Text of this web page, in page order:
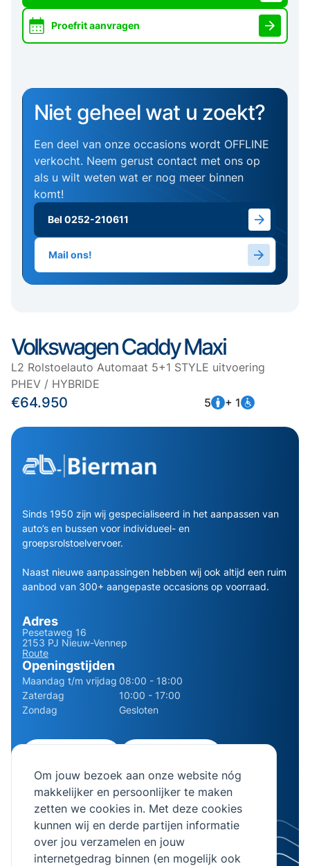
Om jouw bezoek aan onze website nóg
makkelijker en persoonlijker te maken
zetten we cookies in. Met deze cookies
kunnen wij en derde partijen informatie
over jou verzamelen en jouw
internetgedrag binnen (en mogelijk ook
Proefrit aanvragen
Niet geheel wat u zoekt?
Een deel van onze occasions wordt OFFLINE
verkocht. Neem gerust contact met ons op
als u wilt weten wat er nog meer binnen
komt!
Bel 0252-210611
Mail ons!
Volkswagen Caddy Maxi
L2 Rolstoelauto Automaat 5+1 STYLE uitvoering
PHEV / HYBRIDE
€64.950 5 + 1
Sinds 1950 zijn wij gespecialiseerd in het aanpassen van
auto’s en bussen voor individueel- en
groepsrolstoelvervoer.
Naast nieuwe aanpassingen hebben wij ook altijd een ruim
aanbod van 300+ aangepaste occasions op voorraad.
Adres
Pesetaweg 16
2153 PJ Nieuw-Vennep
Route
Openingstijden
Maandag t/m vrijdag 08:00 - 18:00
Zaterdag
10:00 - 17:00
Zondag
Gesloten
info@bierman.eu